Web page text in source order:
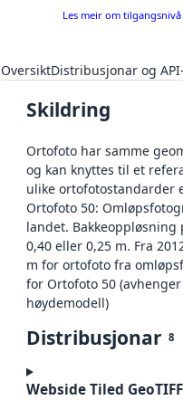
Les meir om
OversiktDistribusjonar og
Skildring
Ortofoto har samme
og kan knyttes til et
ulike ortofotostandarder
Ortofoto 50:
landet. Bakkeoppløsning
0,40 eller 0,25 m. Fra
m for ortofoto fra
for Ortofoto 50
høydemodell)
Distribusjonar 8
Webside Tiled GeoTIFF